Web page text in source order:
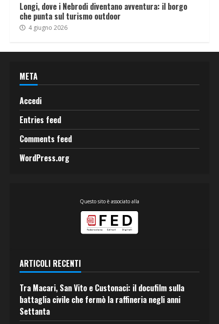
Longi, dove i Nebrodi diventano avventura: il borgo
che punta sul turismo outdoor
4 giugno 2026
META
Accedi
Entries feed
Comments feed
WordPress.org
Questo sito è associato alla
ARTICOLI RECENTI
Tra Macari, San Vito e Custonaci: il docufilm sulla
battaglia civile che fermò la raffineria negli anni
Settanta